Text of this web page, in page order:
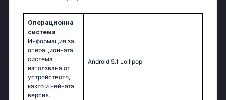
Операционна
система
Информация за
операционната
система
използвана от
устройството,
както и нейната
версия.
Аndrоid 5.1 Lоlliрор